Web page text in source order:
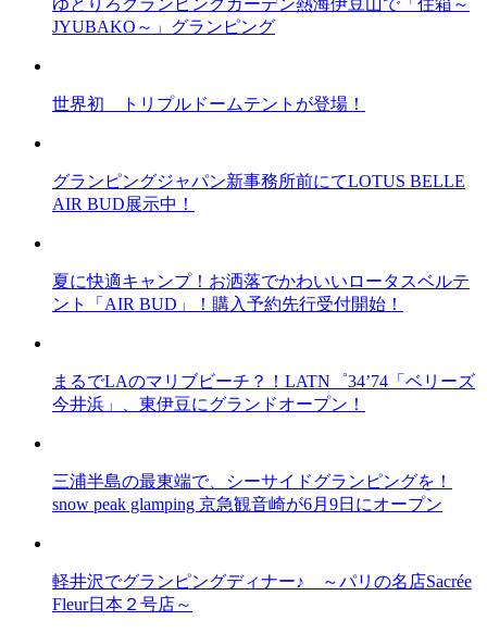
ゆとりろグランピングガーデン熱海伊豆山で「住箱～
JYUBAKO～」グランピング
世界初 トリプルドームテントが登場！
グランピングジャパン新事務所前にてLOTUS BELLE
AIR BUD展示中！
夏に快適キャンプ！お洒落でかわいいロータスベルテ
ント「AIR BUD」！購入予約先行受付開始！
まるでLAのマリブビーチ？！LATN゜34’74「ベリーズ
今井浜」、東伊豆にグランドオープン！
三浦半島の最東端で、シーサイドグランピングを！
snow peak glamping 京急観音崎が6月9日にオープン
軽井沢でグランピングディナー♪ ～パリの名店Sacrée
Fleur日本２号店～